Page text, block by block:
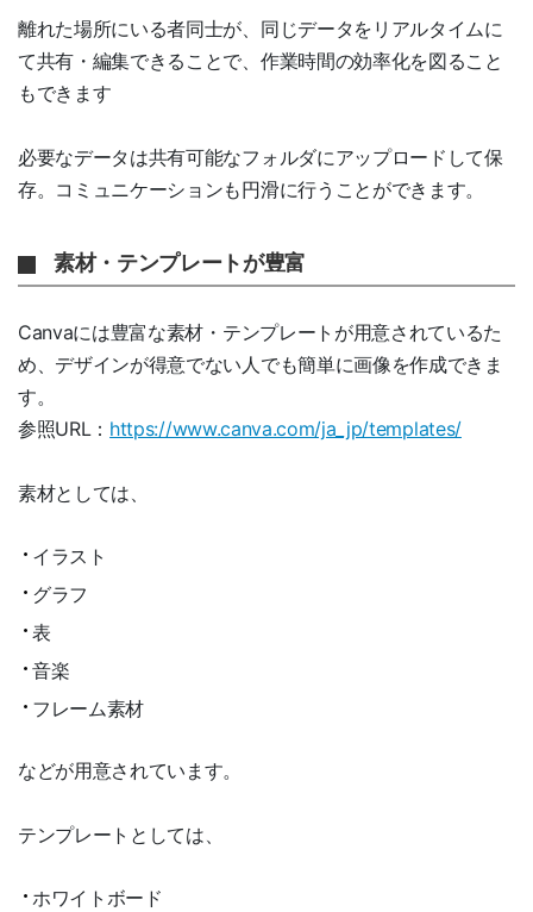
離れた場所にいる者同士が、同じデータをリアルタイムに
て共有・編集できることで、作業時間の効率化を図ること
もできます
必要なデータは共有可能なフォルダにアップロードして保
存。コミュニケーションも円滑に行うことができます。
素材・テンプレートが豊富
Canvaには豊富な素材・テンプレートが用意されているた
め、デザインが得意でない人でも簡単に画像を作成できま
す。
参照URL： https://www.canva.com/ja_jp/templates/
素材としては、
イラスト
グラフ
表
音楽
フレーム素材
などが用意されています。
テンプレートとしては、
ホワイトボード